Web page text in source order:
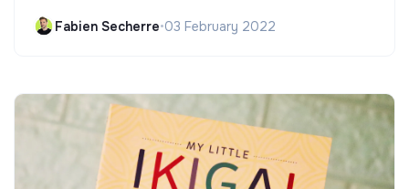
Fabien Secherre•03 February 2022